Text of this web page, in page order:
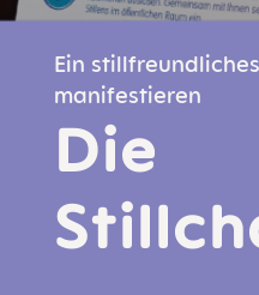
Ein
manifestieren
Die